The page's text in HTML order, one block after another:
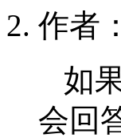
作者
如
会回